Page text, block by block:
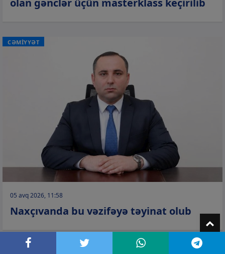
CƏMİYYƏT
05 avq 2026, 11:58
Naxçıvanda bu vəzifəyə təyinat olub
CƏMİYYƏT